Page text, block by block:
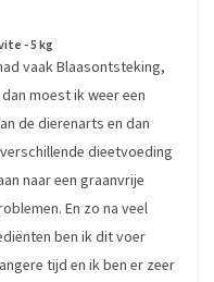
- 5 kg
vaak Blaasontsteking,
moest ik weer een
de dierenarts en dan
dieetvoeding
naar een graanvrije
En zo na veel
ben ik dit voer
tijd en ik ben er zeer